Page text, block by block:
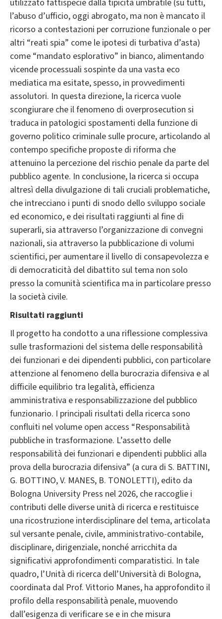
utilizzato fattispecie dalla tipicità umbratile (su tutti,
l’abuso d’ufficio, oggi abrogato, ma non è mancato il
ricorso a contestazioni per corruzione funzionale o per
altri “reati spia” come le ipotesi di turbativa d’asta)
come “mandato esplorativo” in bianco, alimentando
vicende processuali sospinte da una vasta eco
mediatica ma esitate, spesso, in provvedimenti
assolutori. In questa direzione, la ricerca vuole
scongiurare che il fenomeno di overprosecution si
traduca in patologici spostamenti della funzione di
governo politico criminale sulle procure, articolando al
contempo specifiche proposte di riforma che
attenuino la percezione del rischio penale da parte del
pubblico agente. In conclusione, la ricerca si occupa
altresì della divulgazione di tali cruciali problematiche,
che intrecciano i punti di snodo dello sviluppo sociale
ed economico, e dei risultati raggiunti al fine di
superarli, sia attraverso l’organizzazione di convegni
nazionali, sia attraverso la pubblicazione di volumi
scientifici, per aumentare il livello di consapevolezza e
di democraticità del dibattito sul tema non solo
presso la comunità scientifica ma in particolare presso
la società civile.
Risultati raggiunti
Il progetto ha condotto a una riflessione complessiva
sulle trasformazioni del sistema delle responsabilità
dei funzionari e dei dipendenti pubblici, con particolare
attenzione al fenomeno della burocrazia difensiva e al
difficile equilibrio tra legalità, efficienza
amministrativa e responsabilizzazione del pubblico
funzionario. I principali risultati della ricerca sono
confluiti nel volume open access “Responsabilità
pubbliche in trasformazione. L’assetto delle
responsabilità dei funzionari e dipendenti pubblici alla
prova della burocrazia difensiva” (a cura di S. BATTINI,
G. BOTTINO, V. MANES, B. TONOLETTI), edito da
Bologna University Press nel 2026, che raccoglie i
contributi delle diverse unità di ricerca e restituisce
una ricostruzione interdisciplinare del tema, articolata
sul versante penale, civile, amministrativo-contabile,
disciplinare, dirigenziale, nonché arricchita da
significativi approfondimenti comparatistici. In tale
quadro, l’Unità di ricerca dell’Università di Bologna,
coordinata dal Prof. Vittorio Manes, ha approfondito il
profilo della responsabilità penale, muovendo
dall’esigenza di verificare se e in che misura